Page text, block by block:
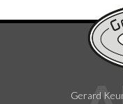
Gerard